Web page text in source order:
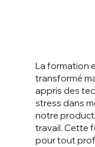
La formation
transformé
appris des
stress dans
notre
travail. Cette
pour tout